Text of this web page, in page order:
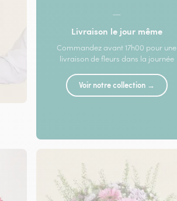
—
Livraison le jour même
Commandez avant 17h00 pour une
livraison de fleurs dans la journée
Voir notre collection →